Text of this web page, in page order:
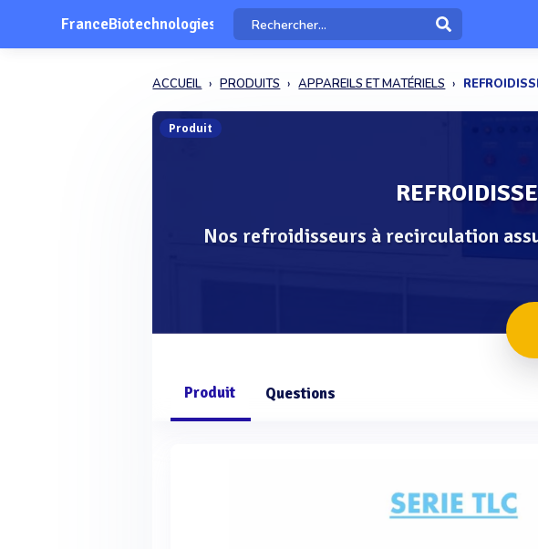
FranceBiotechnologies
ACCUEIL PRODUITS APPAREILS ET MATÉRIELS
Produit
Nos refroidisseurs à recirculation
Produit Questions